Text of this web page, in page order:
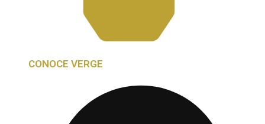
CONOCE VERGE